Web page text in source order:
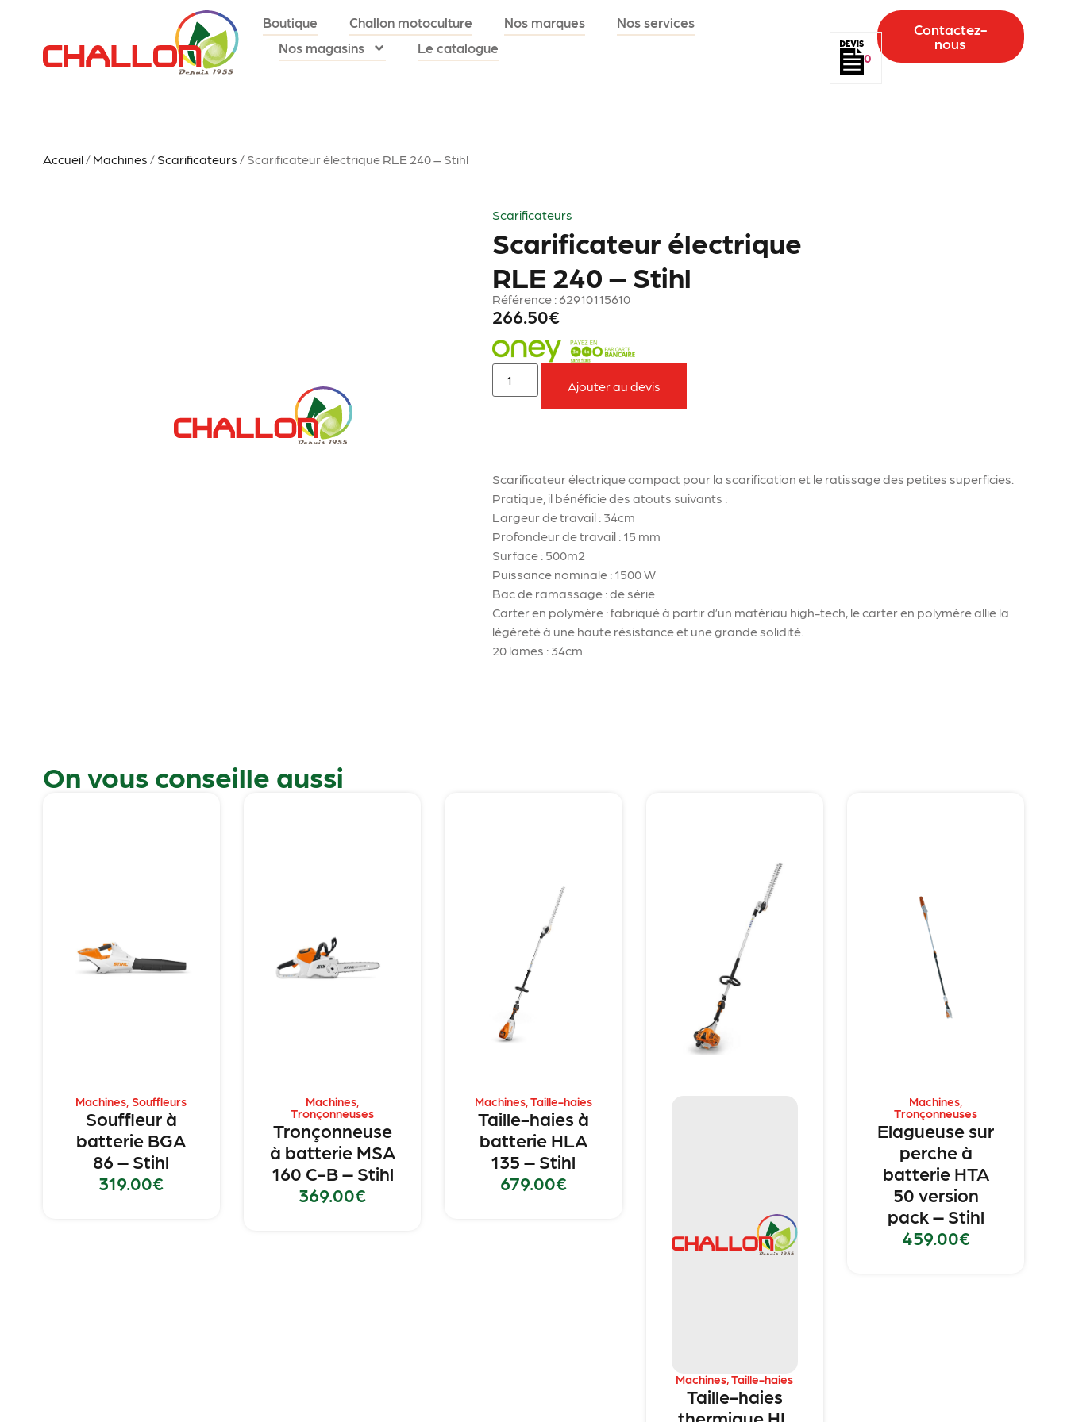
Boutique Challon motoculture Nos marques
Nos services
Nos magasins
Le catalogue
0
Contactez-
nous
Accueil/ Machines / Scarificateurs / Scarificateur électrique RLE 240 – Stihl
Scarificateurs
Scarificateur électrique
RLE 240 – Stihl
Référence : 62910115610
266.50€
Ajouter au devis
Scarificateur électrique compact pour la scarification et le ratissage des petites superficies.
Pratique, il bénéficie des atouts suivants :
Largeur de travail : 34cm
Profondeur de travail : 15 mm
Surface : 500m2
Puissance nominale : 1500 W
Bac de ramassage : de série
Carter en polymère : fabriqué à partir d’un matériau high-tech, le carter en polymère allie la
légèreté à une haute résistance et une grande solidité.
20 lames : 34cm
On vous conseille aussi
Machines,Souffleurs
Souffleur à
batterie BGA
86 – Stihl
319.00€
Machines,
Tronçonneuses
Tronçonneuse
à batterie MSA
160 C-B – Stihl
369.00€
Machines,Taille-haies
Taille-haies à
batterie HLA
135 – Stihl
679.00€
Machines,Taille-haies
Taille-haies
thermique HL
Machines,
Tronçonneuses
Elagueuse sur
perche à
batterie HTA
50 version
pack – Stihl
459.00€